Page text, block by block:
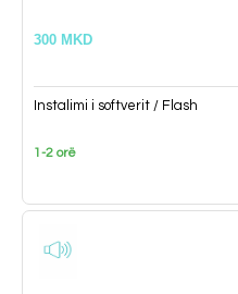
300 MKD
Instalimi i softverit / Flash
1-2 orë